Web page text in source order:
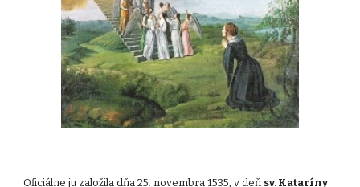
Oficiálne ju založila dňa 25. novembra 1535, v deň sv. Kataríny